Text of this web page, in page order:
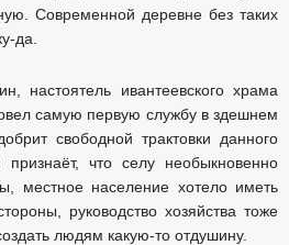
Современной деревне без таких
да.
настоятель ивантеевского храма
самую первую службу в здешнем
свободной трактовки данного
что селу необыкновенно
местное население хотело иметь
руководство хозяйства тоже
людям какую-то отдушину.